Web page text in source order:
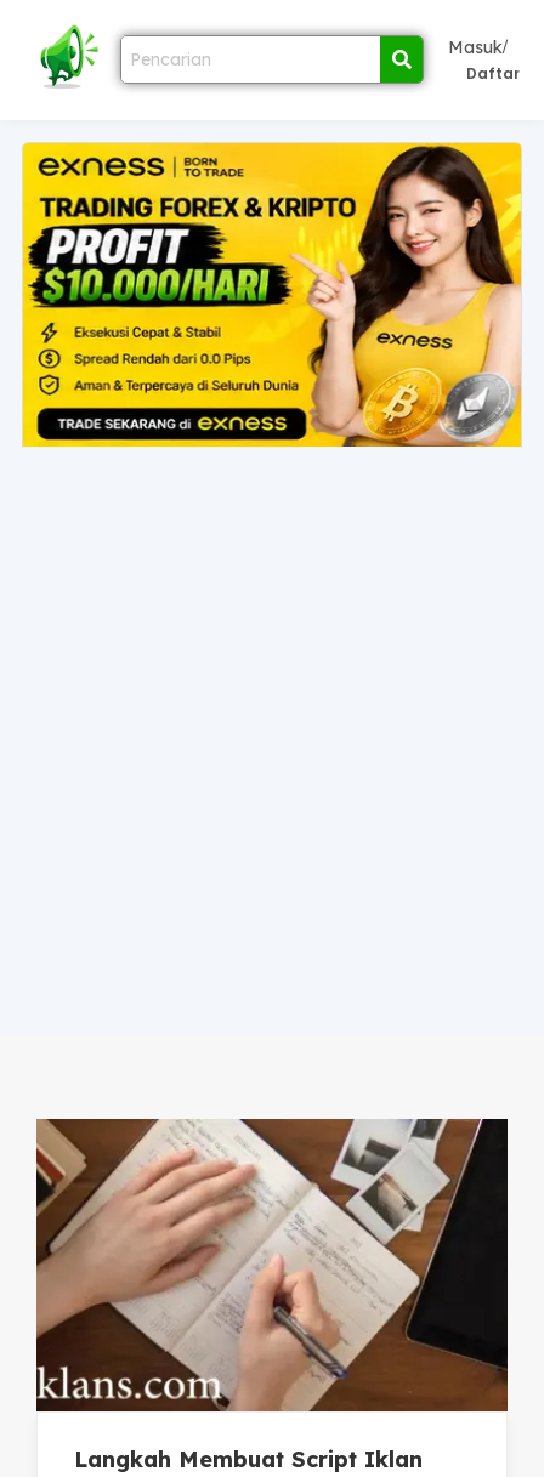
Masuk/
Daftar
Langkah Membuat Script Iklan